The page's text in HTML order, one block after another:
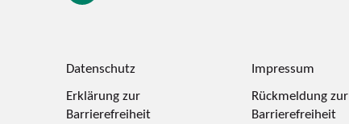
Datenschutz Impressum
Erklärung zur
Barrierefreiheit
Rückmeldung zur
Barrierefreiheit